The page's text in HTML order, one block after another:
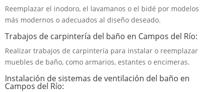
Reemplazar el inodoro, el lavamanos o el bidé por modelos
más modernos o adecuados al diseño deseado.
Trabajos de carpintería del baño en Campos del Río:
Realizar trabajos de carpintería para instalar o reemplazar
muebles de baño, como armarios, estantes o encimeras.
Instalación de sistemas de ventilación del baño en
Campos del Río: